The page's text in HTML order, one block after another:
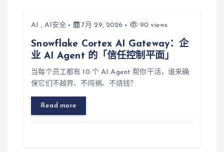
AI , AI安全 7月 29, 2026 90 views
Snowflake Cortex AI Gateway：企
业 AI Agent 的「信任控制平面」
当每个员工都有 10 个 AI Agent 帮你干活，谁来确
保它们不越界、不闯祸、不烧钱？
Read more